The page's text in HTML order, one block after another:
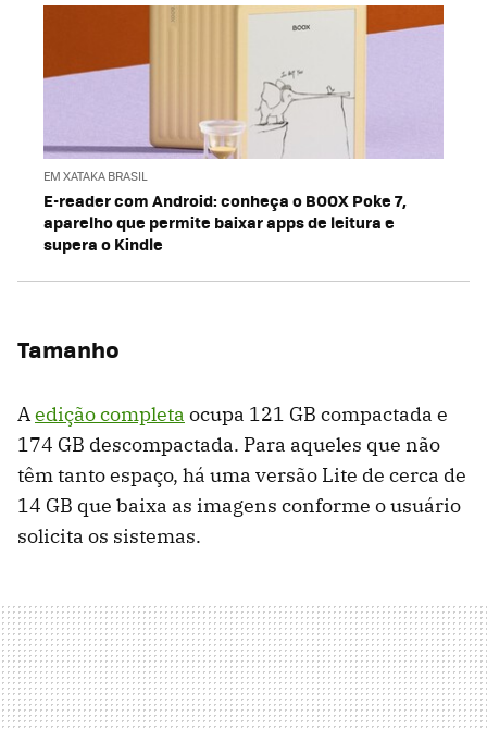
EM XATAKA BRASIL
E-reader com Android: conheça o BOOX Poke 7,
aparelho que permite baixar apps de leitura e
supera o Kindle
Tamanho
Aedição completa ocupa 121 GB compactada e
174 GB descompactada. Para aqueles que não
têm tanto espaço, há uma versão Lite de cerca de
14 GB que baixa as imagens conforme o usuário
solicita os sistemas.